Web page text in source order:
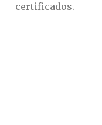
certificados.